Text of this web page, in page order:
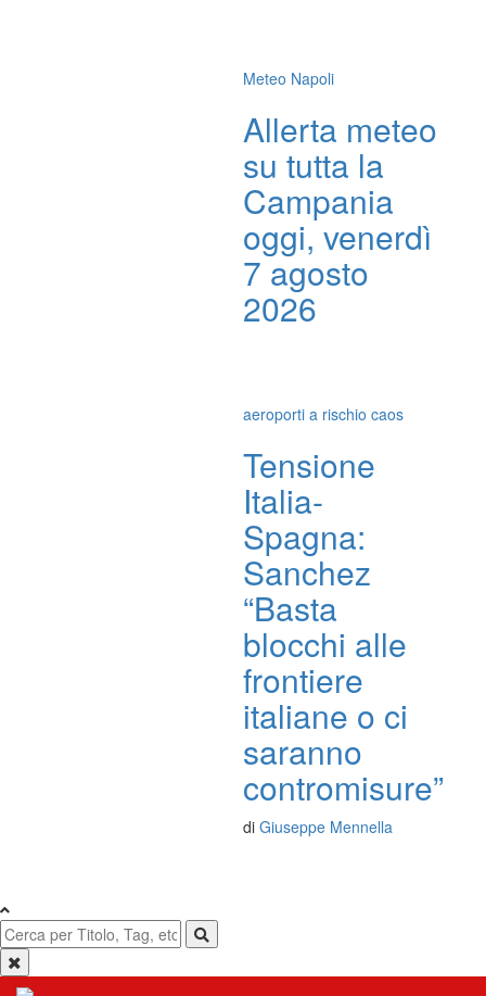
Meteo Napoli
Allerta meteo
su tutta la
Campania
oggi, venerdì
7 agosto
2026
aeroporti a rischio caos
Tensione
Italia-
Spagna:
Sanchez
“Basta
blocchi alle
frontiere
italiane o ci
saranno
contromisure”
di Giuseppe Mennella